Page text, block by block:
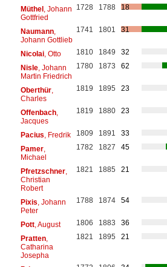
Müthel, Johann
Gottfried
1728 1788 18
Naumann,
Johann Gottlieb
1741 1801 31
Nicolai, Otto 1810 1849
32
Nisle, Johann
Martin Friedrich
1780 1873 62
Oberthür,
Charles
1819 1895 23
Offenbach,
Jacques
1819 1880 23
Pacius , Fredrik 1809 1891
33
Pamer,
Michael
1782 1827 45
Pfretzschner,
Christian
Robert
1821 1885 21
Pixis , Johann
Peter
1788 1874 54
Pott, August 1806 1883
36
Pratten,
Catharina
Josepha
1821 1895 21